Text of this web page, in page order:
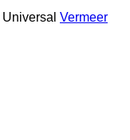
Universal Vermeer